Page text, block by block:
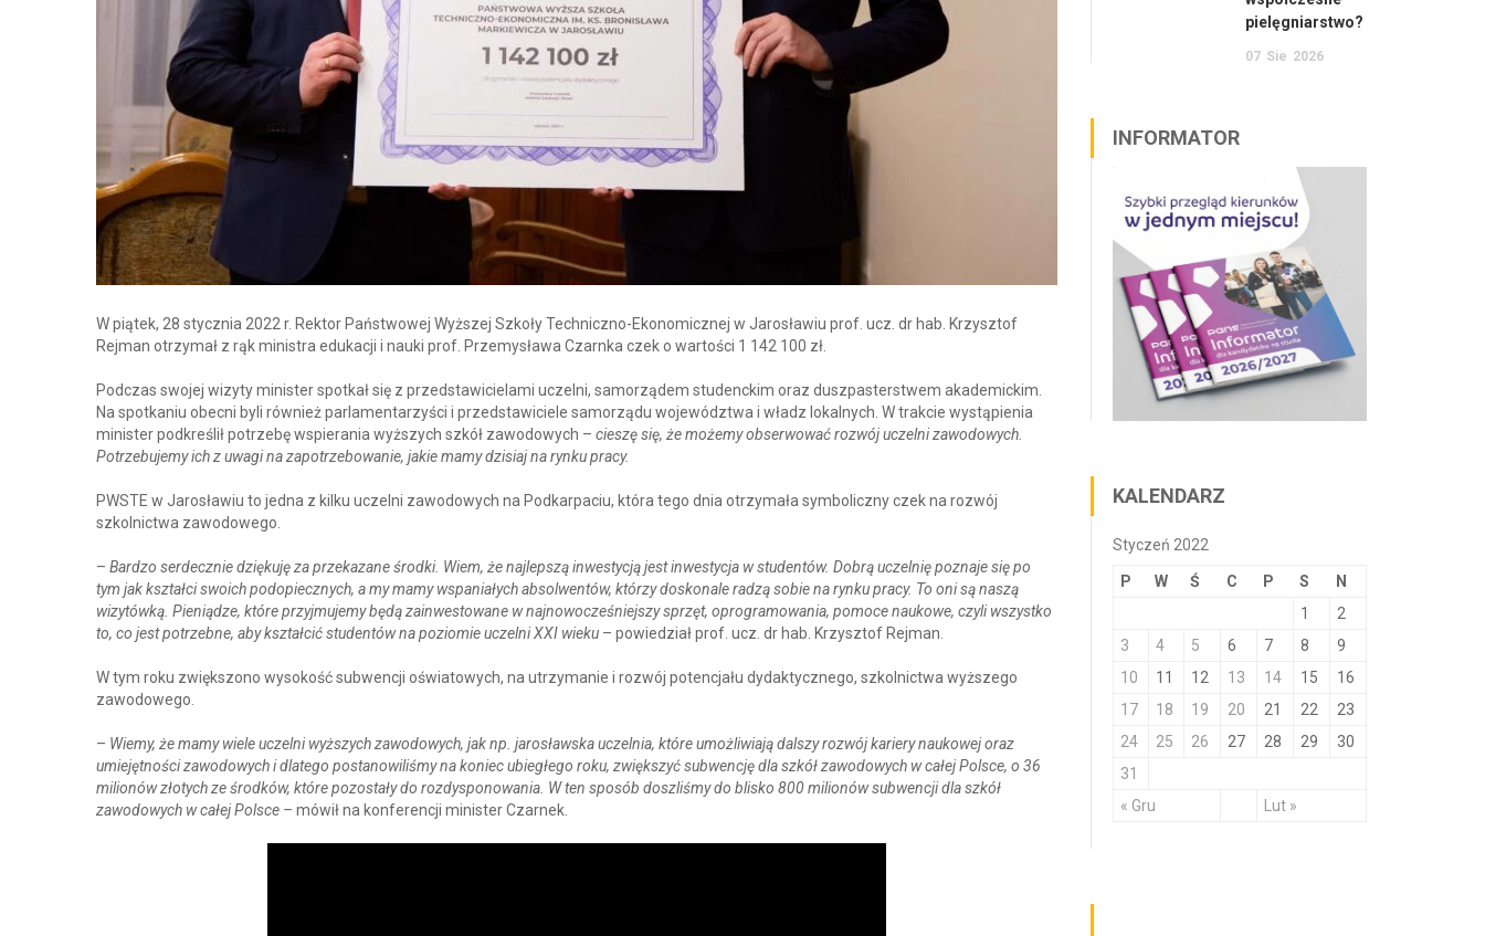
W piątek, 28 stycznia 2022 r. Rektor Państwowej Wyższej Szkoły Techniczno-Ekonomicznej w Jarosławiu prof. ucz. dr hab. Krzysztof
Rejman otrzymał z rąk ministra edukacji i nauki prof. Przemysława Czarnka czek o wartości 1 142 100 zł.
Podczas swojej wizyty minister spotkał się z przedstawicielami uczelni, samorządem studenckim oraz duszpasterstwem akademickim.
Na spotkaniu obecni byli również parlamentarzyści i przedstawiciele samorządu województwa i władz lokalnych. W trakcie wystąpienia
minister podkreślił potrzebę wspierania wyższych szkół zawodowych – cieszę się, że możemy obserwować rozwój uczelni zawodowych.
Potrzebujemy ich z uwagi na zapotrzebowanie, jakie mamy dzisiaj na rynku pracy.
PWSTE w Jarosławiu to jedna z kilku uczelni zawodowych na Podkarpaciu, która tego dnia otrzymała symboliczny czek na rozwój
szkolnictwa zawodowego.
– Bardzo serdecznie dziękuję za przekazane środki. Wiem, że najlepszą inwestycją jest inwestycja w studentów. Dobrą uczelnię poznaje się po
tym jak kształci swoich podopiecznych, a my mamy wspaniałych absolwentów, którzy doskonale radzą sobie na rynku pracy. To oni są naszą
wizytówką. Pieniądze, które przyjmujemy będą zainwestowane w najnowocześniejszy sprzęt, oprogramowania, pomoce naukowe, czyli wszystko
to, co jest potrzebne, aby kształcić studentów na poziomie uczelni XXI wieku – powiedział prof. ucz. dr hab. Krzysztof Rejman.
W tym roku zwiększono wysokość subwencji oświatowych, na utrzymanie i rozwój potencjału dydaktycznego, szkolnictwa wyższego
zawodowego.
– Wiemy, że mamy wiele uczelni wyższych zawodowych, jak np. jarosławska uczelnia, które umożliwiają dalszy rozwój kariery naukowej oraz
umiejętności zawodowych i dlatego postanowiliśmy na koniec ubiegłego roku, zwiększyć subwencję dla szkół zawodowych w całej Polsce, o 36
milionów złotych ze środków, które pozostały do rozdysponowania. W ten sposób doszliśmy do blisko 800 milionów subwencji dla szkół
zawodowych w całej Polsce – mówił na konferencji minister Czarnek.
pielęgniarstwo?
07 Sie 2026
INFORMATOR
KALENDARZ
Styczeń 2022
P W Ś C P S N
« Gru Lut »
1
2
3
4 5 6 7 8
9
10
11 12 13 14 15
16
17
18 19 20 21 22
23
24
25 26 27 28 29
30
31